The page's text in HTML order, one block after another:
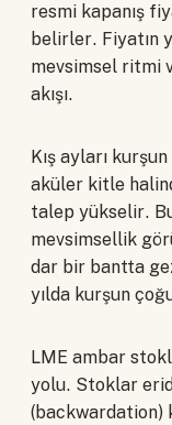
resmi kapanış
belirler. Fiyatın
mevsimsel ritmi
akışı.
Kış ayları
aküler kitle
talep yükselir.
mevsimsellik
dar bir bantta
yılda kurşun
LME ambar
yolu. Stoklar
(backwardation)